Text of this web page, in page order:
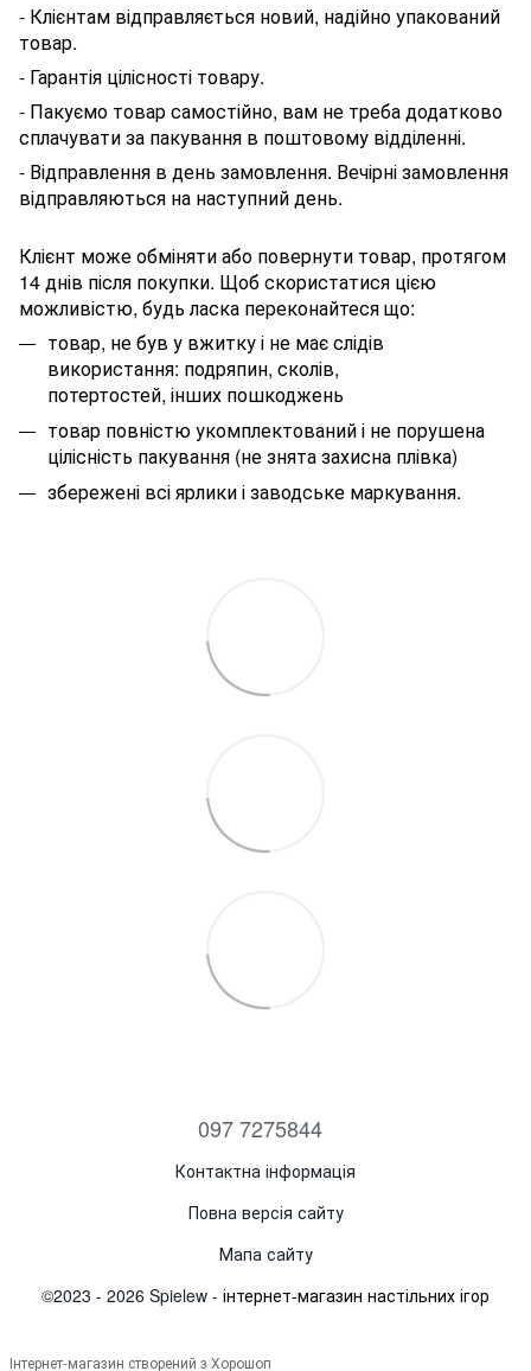
- Клієнтам відправляється новий, надійно упакований
товар.
- Гарантія цілісності товару.
- Пакуємо товар самостійно, вам не треба додатково
сплачувати за пакування в поштовому відділенні.
- Відправлення в день замовлення. Вечірні замовлення
відправляються на наступний день.
Клієнт може обміняти або повернути товар, протягом
14 днів після покупки. Щоб скористатися цією
можливістю, будь ласка переконайтеся що:
товар, не був у вжитку і не має слідів
використання: подряпин, сколів,
потертостей, інших пошкоджень
товар повністю укомплектований і не порушена
цілісність пакування (не знята захисна плівка)
збережені всі ярлики і заводське маркування.
097 7275844
Контактна інформація
Повна версія сайту
Мапа сайту
©2023 - 2026 Spielew - інтернет-магазин настільних ігор
Інтернет-магазин створений з Хорошоп